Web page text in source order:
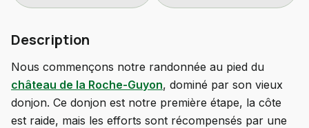
Description
Nous commençons notre randonnée au pied du
château de la Roche-Guyon, dominé par son vieux
donjon. Ce donjon est notre première étape, la côte
est raide, mais les efforts sont récompensés par une